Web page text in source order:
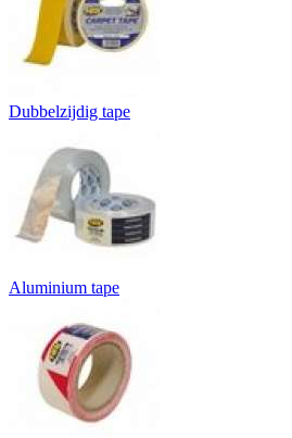
Dubbelzijdig tape
Aluminium tape